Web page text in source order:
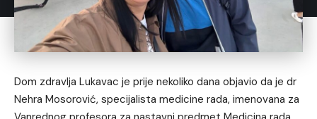
Dom zdravlja Lukavac je prije nekoliko dana objavio da je dr
Nehra Mosorović, specijalista medicine rada, imenovana za